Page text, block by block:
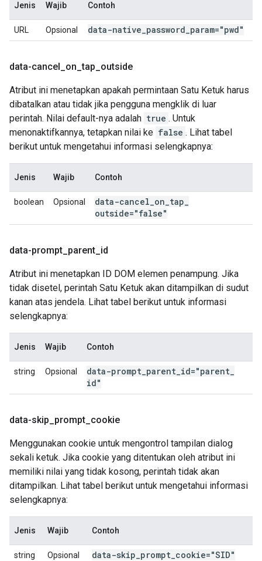
Jenis Wajib Contoh
URL Opsional data-native password param="pwd"
data-cancel on _tap outside
Atribut ini menetapkan apakah permintaan Satu Ketuk harus
dibatalkan atau tidak jika pengguna mengklik di luar
perintah. Nilai default-nya adalah true . Untuk
menonaktifkannya, tetapkan nilai ke false . Lihat tabel
berikut untuk mengetahui informasi selengkapnya:
Jenis Wajib Contoh
boolean Opsional data-cancel on tap
outside="false"
data-prompt parent id
Atribut ini menetapkan ID DOM elemen penampung. Jika
tidak disetel, perintah Satu Ketuk akan ditampilkan di sudut
kanan atas jendela. Lihat tabel berikut untuk informasi
selengkapnya:
Jenis Wajib Contoh
string Opsional data-prompt parent id="parent
id"
data-skip prompt cookie
Menggunakan cookie untuk mengontrol tampilan dialog
sekali ketuk. Jika cookie yang ditentukan oleh atribut ini
memiliki nilai yang tidak kosong, perintah tidak akan
ditampilkan. Lihat tabel berikut untuk mengetahui informasi
selengkapnya:
Jenis Wajib Contoh
string Opsional data-skip prompt cookie="SID"